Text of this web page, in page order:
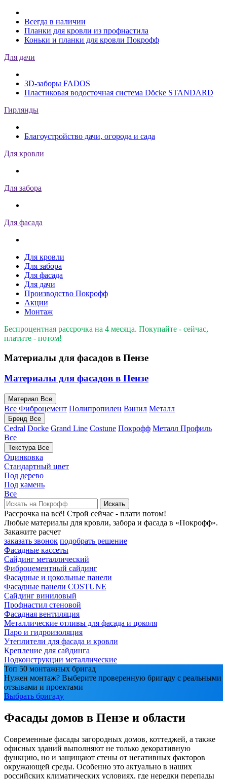
Всегда в наличии
Планки для кровли из профнастила
Коньки и планки для кровли Покрофф
Для дачи
3D-заборы FADOS
Пластиковая водосточная система Döcke STANDARD
Гирлянды
Благоустройство дачи, огорода и сада
Для кровли
Для забора
Для фасада
Для кровли
Для забора
Для фасада
Для дачи
Производство Покрофф
Акции
Монтаж
Беспроцентная рассрочка на 4 месяца. Покупайте - сейчас,
платите - потом!
Материалы для фасадов в Пензе
Материалы для фасадов в Пензе
Материал Все
Все Фиброцемент Полипропилен Винил Металл
Бренд Все
Cedral Docke Grand Line Costune Покрофф Металл Профиль
Все
Текстура Все
Оцинковка
Стандартный цвет
Под дерево
Под камень
Все
Искать
Рассрочка на всё! Строй сейчас - плати потом!
Любые материалы для кровли, забора и фасада в «Покрофф».
Закажите расчет
заказать звонок подобрать решение
Фасадные кассеты
Сайдинг металлический
Фиброцементный сайдинг
Фасадные и цокольные панели
Фасадные панели COSTUNE
Сайдинг виниловый
Профнастил стеновой
Фасадная вентиляция
Металлические отливы для фасада и цоколя
Паро и гидроизоляция
Утеплители для фасада и кровли
Крепление для сайдинга
Подконструкции металлические
Топ 50 монтажных бригад
Нужен монтаж? Выберите проверенную бригаду с реальными
отзывами и проектами
Выбрать бригаду
Фасады домов в Пензе и области
Современные фасады загородных домов, коттеджей, а также
офисных зданий выполняют не только декоративную
функцию, но и защищают стены от негативных факторов
окружающей среды. Особенно это актуально в наших
российских климатических условиях, где нередки перепады